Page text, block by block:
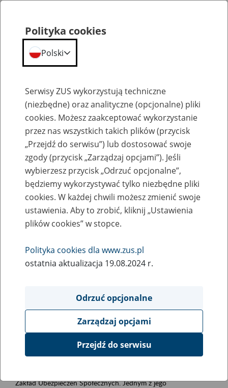
Szkolenia
Zaproś ZUS do siebie - zakładanie profili
eZUS w siedzibie Twojej firmy
Rodzaj wydarzenia
Szkolenia
Obszar merytoryczny
obsługa klientów
Opis wydarzenia
Platforma Usług Elektronicznych ZUS eZUS
Zakład Ubezpieczeń Społecznych. Jednym z jego
Polityka cookies
Polski
Serwisy ZUS wykorzystują techniczne
(niezbędne) oraz analityczne (opcjonalne) pliki
cookies. Możesz zaakceptować wykorzystanie
przez nas wszystkich takich plików (przycisk
„Przejdź do serwisu”) lub dostosować swoje
zgody (przycisk „Zarządzaj opcjami”). Jeśli
wybierzesz przycisk „Odrzuć opcjonalne”,
będziemy wykorzystywać tylko niezbędne pliki
cookies. W każdej chwili możesz zmienić swoje
ustawienia. Aby to zrobić, kliknij „Ustawienia
plików cookies” w stopce.
Polityka cookies dla www.zus.pl
ostatnia aktualizacja 19.08.2024 r.
Odrzuć opcjonalne
Zarządzaj opcjami
Przejdź do serwisu